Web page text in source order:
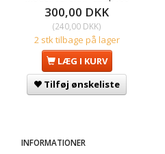
300,00 DKK
(240,00 DKK)
2 stk tilbage på lager
LÆG I KURV
Tilføj ønskeliste
INFORMATIONER